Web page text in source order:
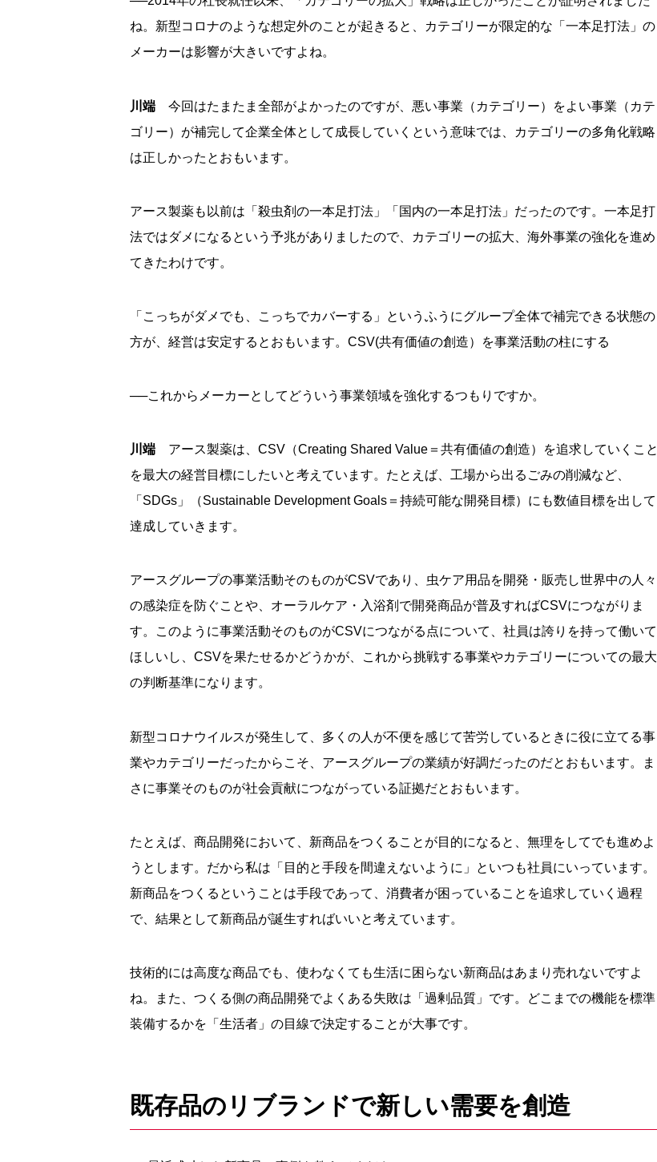
ね。新型コロナのような想定外のことが起きると、カテゴリーが限定的な「一本足打法」の
メーカーは影響が大きいですよね。
川端 今回はたまたま全部がよかったのですが、悪い事業（カテゴリー）をよい事業（カテ
ゴリー）が補完して企業全体として成長していくという意味では、カテゴリーの多角化戦略
は正しかったとおもいます。
アース製薬も以前は「殺虫剤の一本足打法」「国内の一本足打法」だったのです。一本足打
法ではダメになるという予兆がありましたので、カテゴリーの拡大、海外事業の強化を進め
てきたわけです。
「こっちがダメでも、こっちでカバーする」というふうにグループ全体で補完できる状態の
方が、経営は安定するとおもいます。CSV(共有価値の創造）を事業活動の柱にする
──これからメーカーとしてどういう事業領域を強化するつもりですか。
川端 アース製薬は、CSV（Creating Shared Value＝共有価値の創造）を追求していくこと
を最大の経営目標にしたいと考えています。たとえば、工場から出るごみの削減など、
「SDGs」（Sustainable Development Goals＝持続可能な開発目標）にも数値目標を出して
達成していきます。
アースグループの事業活動そのものがCSVであり、虫ケア用品を開発・販売し世界中の人々
の感染症を防ぐことや、オーラルケア・入浴剤で開発商品が普及すればCSVにつながりま
す。このように事業活動そのものがCSVにつながる点について、社員は誇りを持って働いて
ほしいし、CSVを果たせるかどうかが、これから挑戦する事業やカテゴリーについての最大
の判断基準になります。
新型コロナウイルスが発生して、多くの人が不便を感じて苦労しているときに役に立てる事
業やカテゴリーだったからこそ、アースグループの業績が好調だったのだとおもいます。ま
さに事業そのものが社会貢献につながっている証拠だとおもいます。
たとえば、商品開発において、新商品をつくることが目的になると、無理をしてでも進めよ
うとします。だから私は「目的と手段を間違えないように」といつも社員にいっています。
新商品をつくるということは手段であって、消費者が困っていることを追求していく過程
で、結果として新商品が誕生すればいいと考えています。
技術的には高度な商品でも、使わなくても生活に困らない新商品はあまり売れないですよ
ね。また、つくる側の商品開発でよくある失敗は「過剰品質」です。どこまでの機能を標準
装備するかを「生活者」の目線で決定することが大事です。
既存品のリブランドで新しい需要を創造